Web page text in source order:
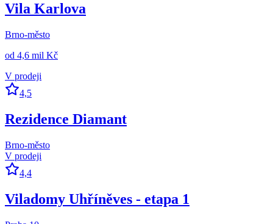
Vila Karlova
Brno-město
od 4,6 mil Kč
V prodeji
4,5
Rezidence Diamant
Brno-město
V prodeji
4,4
Viladomy Uhříněves - etapa 1